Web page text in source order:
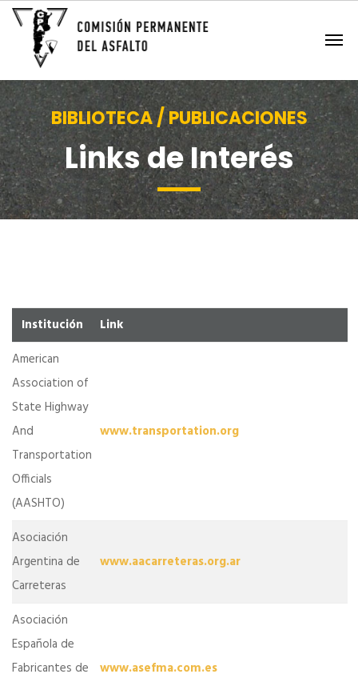
BIBLIOTECA / PUBLICACIONES
Links de Interés
Institución
Link
American
Association of
State Highway
And
Transportation
Officials
(AASHTO)
www.transportation.org
Asociación
Argentina de
Carreteras
www.aacarreteras.org.ar
Asociación
Española de
Fabricantes de
www.asefma.com.es